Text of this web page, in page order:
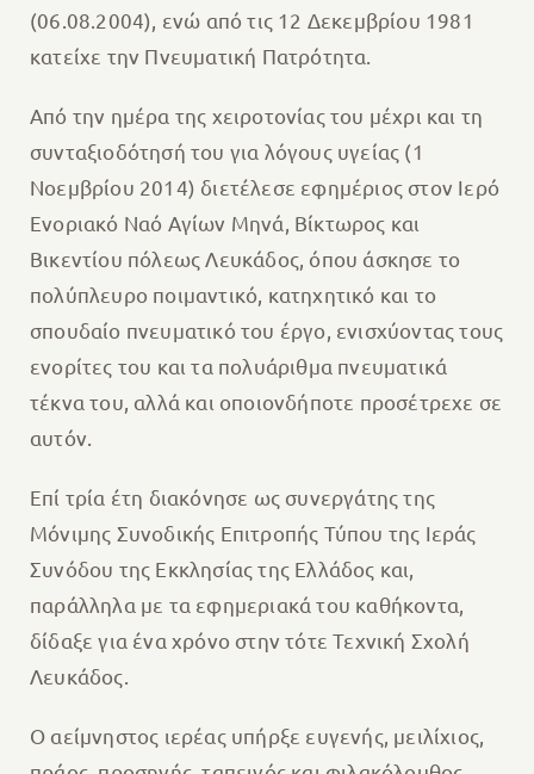
(06.08.2004), ενώ από τις 12 Δεκεμβρίου 1981
κατείχε την Πνευματική Πατρότητα.
Από την ημέρα της χειροτονίας του μέχρι και τη
συνταξιοδότησή του για λόγους υγείας (1
Νοεμβρίου 2014) διετέλεσε εφημέριος στον Ιερό
Ενοριακό Ναό Αγίων Μηνά, Βίκτωρος και
Βικεντίου πόλεως Λευκάδος, όπου άσκησε το
πολύπλευρο ποιμαντικό, κατηχητικό και το
σπουδαίο πνευματικό του έργο, ενισχύοντας τους
ενορίτες του και τα πολυάριθμα πνευματικά
τέκνα του, αλλά και οποιονδήποτε προσέτρεχε σε
αυτόν.
Επί τρία έτη διακόνησε ως συνεργάτης της
Μόνιμης Συνοδικής Επιτροπής Τύπου της Ιεράς
Συνόδου της Εκκλησίας της Ελλάδος και,
παράλληλα με τα εφημεριακά του καθήκοντα,
δίδαξε για ένα χρόνο στην τότε Τεχνική Σχολή
Λευκάδος.
Ο αείμνηστος ιερέας υπήρξε ευγενής, μειλίχιος,